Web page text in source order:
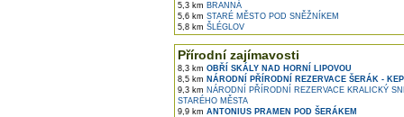
5,3 km BRANNÁ
5,6 km STARÉ MĚSTO POD SNĚŽNÍKEM
5,8 km ŠLÉGLOV
Přírodní zajímavosti
8,3 km OBŘÍ SKÁLY NAD HORNÍ LIPOVOU
8,5 km NÁRODNÍ PŘÍRODNÍ REZERVACE ŠERÁK -
9,3 km NÁRODNÍ PŘÍRODNÍ REZERVACE KRALICKÝ
STARÉHO MĚSTA
9,9 km ANTONIUS PRAMEN POD ŠERÁKEM